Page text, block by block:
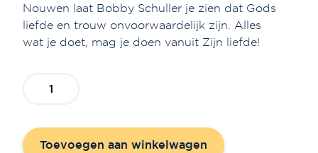
Nouwen laat Bobby Schuller je zien dat Gods
liefde en trouw onvoorwaardelijk zijn. Alles
wat je doet, mag je doen vanuit Zijn liefde!
aantal
Toevoegen aan winkelwagen